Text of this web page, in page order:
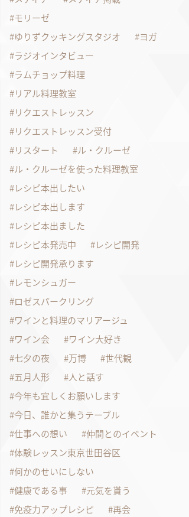
モリーゼ
ゆりずクッキングスタジオ
ヨガ
ラジオインタビュー
ラムチョップ料理
リアル料理教室
リクエストレッスン
リクエストレッスン受付
リスタート
ル・クルーゼ
ル・クルーゼを使った料理教室
レシピ本出したい
レシピ本出します
レシピ本出ました
レシピ本発売中
レシピ開発
レシピ開発承ります
レモンシュガー
ロゼスパークリング
ワインと料理のマリアージュ
ワイン会
ワイン大好き
七夕の夜
万博
世代観
五月人形
人と話す
今年も宜しくお願いします
今日、誰かと集うテーブル
仕事への想い
仲間とのイベント
体験レッスン東京世田谷区
何かのせいにしない
健康である事
元気を貰う
免疫力アップレシピ
再会